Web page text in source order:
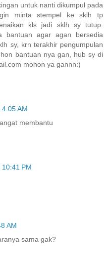
untuk nanti dikumpul pada
minta stempel ke sklh tp
kls jadi sklh sy tutup.
bantuan agar agan bersedia
sy, krn terakhir pengumpulan
bantuan nya gan, hub sy di
mohon ya gannn:)
AM
membantu
PM
AM
sama gak?